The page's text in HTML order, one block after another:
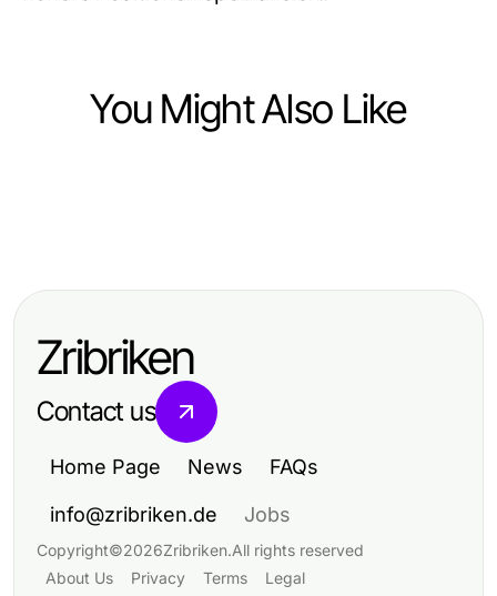
You Might Also Like
Effektive Strategien für Ihre
Top Skills Employers Seek for
Zribriken
Contact us
Home Page News FAQs
info@zribriken.de Jobs
Copyright©2026Zribriken.All rights reserved
About Us
Privacy Terms Legal